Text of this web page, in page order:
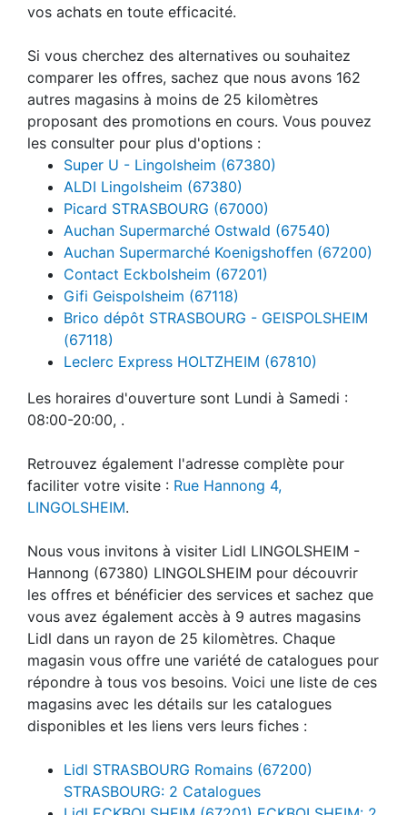
vos achats en toute efficacité.
Si vous cherchez des alternatives ou souhaitez
comparer les offres, sachez que nous avons 162
autres magasins à moins de 25 kilomètres
proposant des promotions en cours. Vous pouvez
les consulter pour plus d'options :
Super U - Lingolsheim (67380)
ALDI Lingolsheim (67380)
Picard STRASBOURG (67000)
Auchan Supermarché Ostwald (67540)
Auchan Supermarché Koenigshoffen (67200)
Contact Eckbolsheim (67201)
Gifi Geispolsheim (67118)
Brico dépôt STRASBOURG - GEISPOLSHEIM
(67118)
Leclerc Express HOLTZHEIM (67810)
Les horaires d'ouverture sont Lundi à Samedi :
08:00-20:00, .
Retrouvez également l'adresse complète pour
faciliter votre visite : Rue Hannong 4,
LINGOLSHEIM.
Nous vous invitons à visiter Lidl LINGOLSHEIM -
Hannong (67380) LINGOLSHEIM pour découvrir
les offres et bénéficier des services et sachez que
vous avez également accès à 9 autres magasins
Lidl dans un rayon de 25 kilomètres. Chaque
magasin vous offre une variété de catalogues pour
répondre à tous vos besoins. Voici une liste de ces
magasins avec les détails sur les catalogues
disponibles et les liens vers leurs fiches :
Lidl STRASBOURG Romains (67200)
STRASBOURG: 2 Catalogues